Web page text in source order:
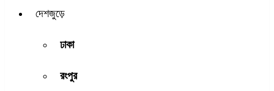
দেশজুড়ে
ঢাকা
রংপুর